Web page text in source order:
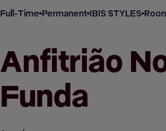
Full-Time Permanent IBIS STYLES
Anfitrião
Funda